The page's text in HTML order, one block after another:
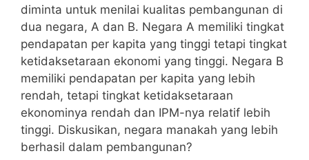
diminta untuk menilai kualitas pembangunan di
dua negara, A dan B. Negara A memiliki tingkat
pendapatan per kapita yang tinggi tetapi tingkat
ketidaksetaraan ekonomi yang tinggi. Negara B
memiliki pendapatan per kapita yang lebih
rendah, tetapi tingkat ketidaksetaraan
ekonominya rendah dan IPM-nya relatif lebih
tinggi. Diskusikan, negara manakah yang lebih
berhasil dalam pembangunan?